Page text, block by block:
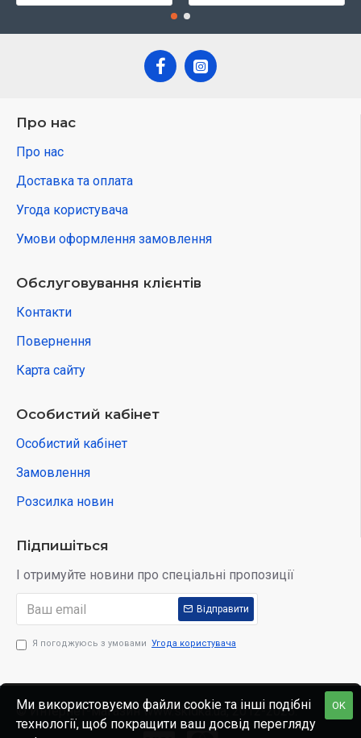
Про нас
Про нас
Доставка та оплата
Угода користувача
Умови оформлення замовлення
Обслуговування клієнтів
Контакти
Повернення
Карта сайту
Особистий кабінет
Особистий кабінет
Замовлення
Розсилка новин
Підпишіться
І отримуйте новини про спеціальні пропозиції
Відправити
Я погоджуюсь з умовами Угода користувача
© Интернет-магазин www.skidka.ua, 2012-2025. OK
Ми використовуємо файли cookie та інші подібні
технології, щоб покращити ваш досвід перегляду